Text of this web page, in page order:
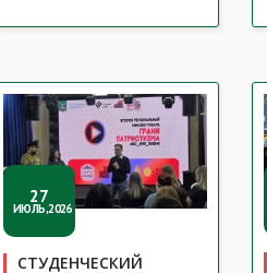
27
ИЮЛЬ,2026
СТУДЕНЧЕСКИЙ